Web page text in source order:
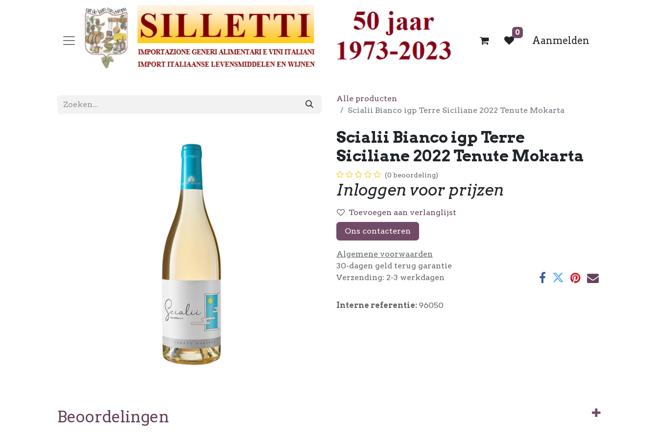
0
Aanmelden
Alle producten
Scialii Bianco igp Terre Siciliane 2022 Tenute Mokarta
Scialii Bianco igp Terre
Siciliane 2022 Tenute Mokarta
(0 beoordeling)
Inloggen voor prijzen
Toevoegen aan verlanglijst
Ons contacteren
Algemene voorwaarden
30-dagen geld terug garantie
Verzending: 2-3 werkdagen
Interne referentie: 96050
Beoordelingen